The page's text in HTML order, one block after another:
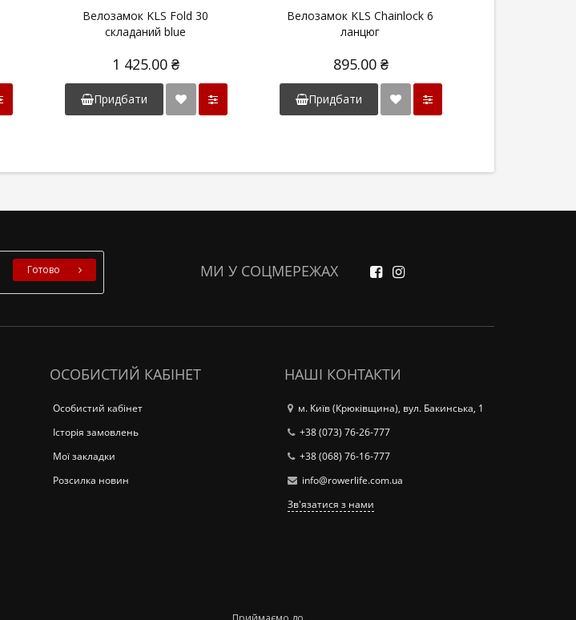
Велозамок KLS Fold 30
складаний blue
1 425.00 ₴
Придбати
Велозамок KLS Chainlock 6
ланцюг
895.00 ₴
Придбати
Готово МИ У СОЦМЕРЕЖАХ
ОСОБИСТИЙ КАБІНЕТ
Особистий кабінет
Історія замовлень
Мої закладки
Розсилка новин
НАШІ КОНТАКТИ
м. Київ (Крюківщина), вул. Бакинська, 1
+38 (073) 76-26-777
+38 (068) 76-16-777
info@rowerlife.com.ua
Зв'язатися з нами